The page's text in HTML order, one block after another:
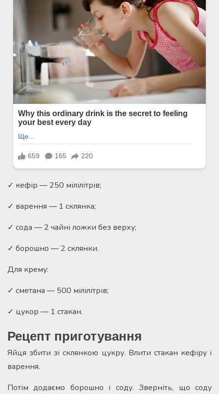
✓ кефір — 250 мілілітрів;
✓ варення — 1 склянка;
✓ сода — 2 чайні ложки без верху;
✓ борошно — 2 склянки.
Для крему:
✓ сметана — 500 мілілітрів;
✓ цукор — 1 стакан.
Рецепт приготування
Яйця збити зі склянкою цукру. Влити стакан кефіру і
варення.
Потім додаємо борошно і соду. Зверніть, що соду